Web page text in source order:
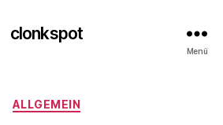
clonkspot
Menü
Kategorien
ALLGEMEIN